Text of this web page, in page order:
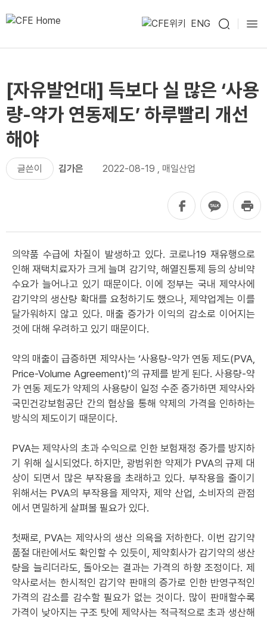
ENG
[자유발언대] 득보다 실 많은 ‘사용
량-약가 연동제도’ 하루빨리 개선
해야
글쓴이 김가은 2022-08-19 , 매일산업
의약품 수급에 차질이 발생하고 있다. 코로나19 재유행으로
인해 재택치료자가 크게 늘며 감기약, 해열진통제 등의 상비약
수요가 늘어나고 있기 때문이다. 이에 정부는 국내 제약사에
감기약의 생산량 확대를 요청하기도 했으나, 제약업계는 이를
달가워하지 않고 있다. 매출 증가가 이익의 감소로 이어지는
것에 대해 우려하고 있기 때문이다.
약의 매출이 급증하면 제약사는 ‘사용량-약가 연동 제도(PVA,
Price-Volume Agreement)’의 규제를 받게 된다. 사용량-약
가 연동 제도가 약제의 사용량이 일정 수준 증가하면 제약사와
국민건강보험공단 간의 협상을 통해 약제의 가격을 인하하는
방식의 제도이기 때문이다.
PVA는 제약사의 초과 수익으로 인한 보험재정 증가를 방지하
기 위해 실시되었다. 하지만, 광범위한 약제가 PVA의 규제 대
상이 되면서 많은 부작용을 초래하고 있다. 부작용을 줄이기
위해서는 PVA의 부작용을 제약자, 제약 산업, 소비자의 관점
에서 면밀하게 살펴볼 필요가 있다.
첫째로, PVA는 제약사의 생산 의욕을 저하한다. 이번 감기약
품절 대란에서도 확인할 수 있듯이, 제약회사가 감기약의 생산
량을 늘리더라도, 돌아오는 결과는 가격의 하향 조정이다. 제
약사로서는 한시적인 감기약 판매의 증가로 인한 반영구적인
가격의 감소를 감수할 필요가 없는 것이다. 많이 판매할수록
가격이 낮아지는 구조 탓에 제약사는 적극적으로 초과 생산해